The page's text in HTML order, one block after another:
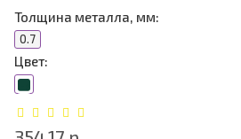
Толщина металла, мм:
0.7
Цвет: